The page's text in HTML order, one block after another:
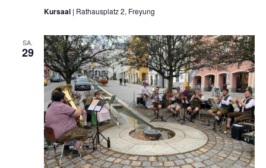
Kursaal Rathausplatz 2, Freyung
SA.
29